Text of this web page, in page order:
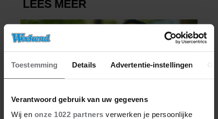
Toestemming Details Advertentie-instellingen
Verantwoord gebruik van uw gegevens
Wij en onze 1022 partners verwerken je persoonlijke